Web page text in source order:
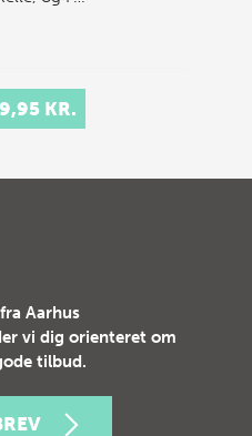
KR.
Aarhus
vi dig orienteret om
tilbud.